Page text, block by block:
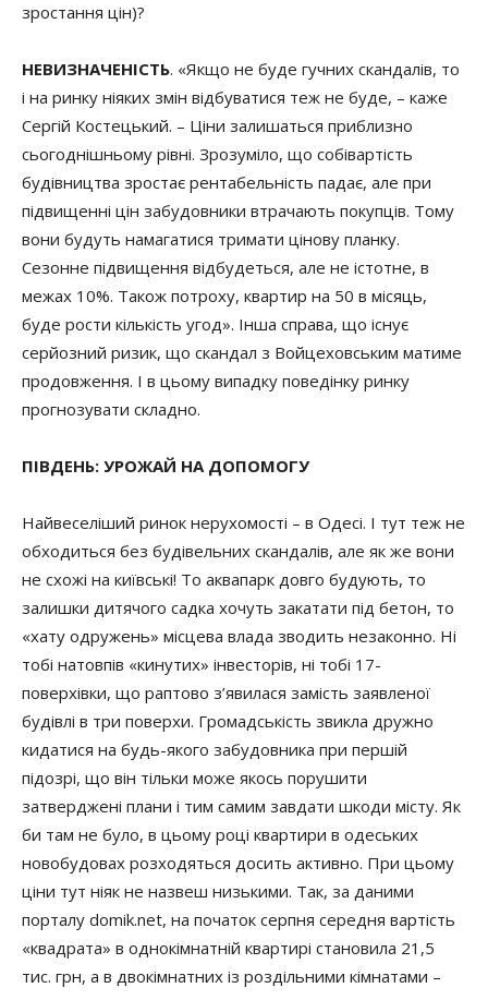
зростання цін)?
НЕВИЗНАЧЕНІСТЬ. «Якщо не буде гучних скандалів, то
і на ринку ніяких змін відбуватися теж не буде, – каже
Сергій Костецький. – Ціни залишаться приблизно
сьогоднішньому рівні. Зрозуміло, що собівартість
будівництва зростає рентабельність падає, але при
підвищенні цін забудовники втрачають покупців. Тому
вони будуть намагатися тримати цінову планку.
Сезонне підвищення відбудеться, але не істотне, в
межах 10%. Також потроху, квартир на 50 в місяць,
буде рости кількість угод». Інша справа, що існує
серйозний ризик, що скандал з Войцеховським матиме
продовження. І в цьому випадку поведінку ринку
прогнозувати складно.
ПІВДЕНЬ: УРОЖАЙ НА ДОПОМОГУ
Найвеселіший ринок нерухомості – в Одесі. І тут теж не
обходиться без будівельних скандалів, але як же вони
не схожі на київські! То аквапарк довго будують, то
залишки дитячого садка хочуть закатати під бетон, то
«хату одружень» місцева влада зводить незаконно. Ні
тобі натовпів «кинутих» інвесторів, ні тобі 17-
поверхівки, що раптово з’явилася замість заявленої
будівлі в три поверхи. Громадськість звикла дружно
кидатися на будь-якого забудовника при першій
підозрі, що він тільки може якось порушити
затверджені плани і тим самим завдати шкоди місту. Як
би там не було, в цьому році квартири в одеських
новобудовах розходяться досить активно. При цьому
ціни тут ніяк не назвеш низькими. Так, за даними
порталу domik.net, на початок серпня середня вартість
«квадрата» в однокімнатній квартирі становила 21,5
тис. грн, а в двокімнатних із роздільними кімнатами –